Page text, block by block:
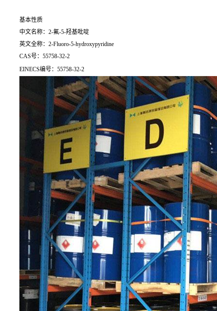
基本性质
中文名称：2-氟-5-羟基吡啶
英文全称：2-Fluoro-5-hydroxypyridine
CAS号：55758-32-2
EINECS编号：55758-32-2